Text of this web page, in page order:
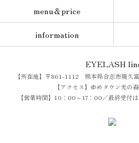
menu＆price
information
EYELASH
【所在地】〒861-1112 熊本県合志市幾久
【アクセス】ゆめタウン光の
【営業時間】10：00～17：00／最終受付